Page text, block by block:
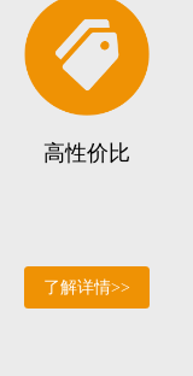
高性价比
了解详情>>